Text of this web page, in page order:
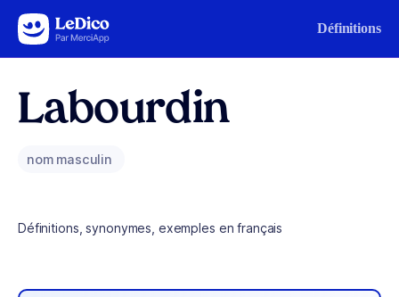
Aller au contenu Définitions
Labourdin
nom masculin
Définitions, synonymes, exemples en français